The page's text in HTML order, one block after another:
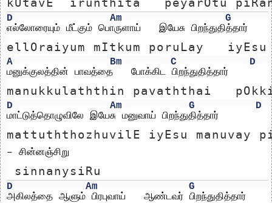
D Am
G
எல்லோரையும் மீட்கும் பொருளாய்   இயேசு பிறந்துதித்தார்
ellOraiyum mItkum poruLay
A Bm C
D
மனுக்குலத்தின் பாவத்தை   போக்கிட பிறந்துதித்தார்
manukkulaththin pavaththai
D Am G
D
மாட்டுத்தொழுவிலே இயேசு மனுவாய் பிறந்துதித்தார்
mattuththozhuvilE iyEsu manuvay
– சின்னஞ்சிறு
sinnanysiRu
D Am
G
அகிலத்தை ஆளும் பிரபுவாய்   ஆண்டவர் பிறந்துதித்தார்